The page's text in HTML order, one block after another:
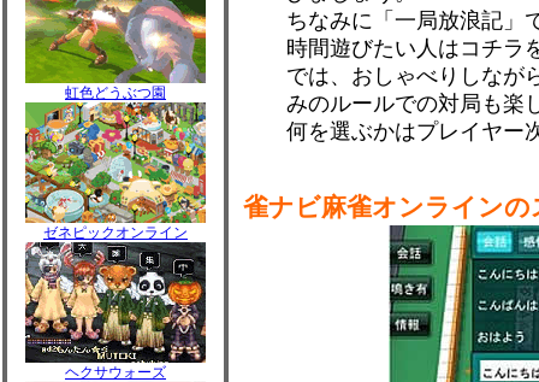
虹色どうぶつ園
ゼネピックオンライン
ヘクサウォーズ
ちなみに「一局放浪記」
時間遊びたい人はコチラ
では、おしゃべりしなが
みのルールでの対局も楽
何を選ぶかはプレイヤ
雀ナビ麻雀オンライン